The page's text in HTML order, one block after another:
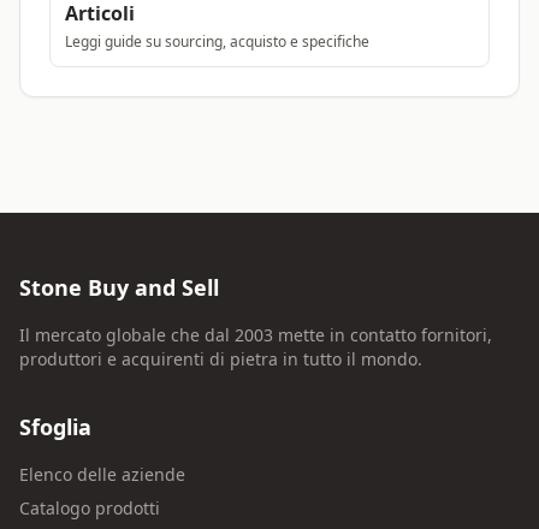
Articoli
Leggi guide su sourcing, acquisto e specifiche
Stone Buy and Sell
Il mercato globale che dal 2003 mette in contatto fornitori,
produttori e acquirenti di pietra in tutto il mondo.
Sfoglia
Elenco delle aziende
Catalogo prodotti